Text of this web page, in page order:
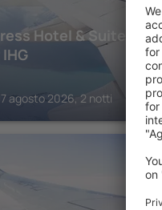
Hotel & Suites
agosto 2026, 2 notti